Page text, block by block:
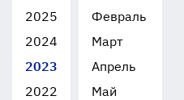
2025
2024
2023
2022
Февраль
Март
Апрель
Май